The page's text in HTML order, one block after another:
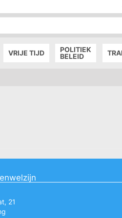
VRIJE TIJD
POLITIEK
BELEID
21